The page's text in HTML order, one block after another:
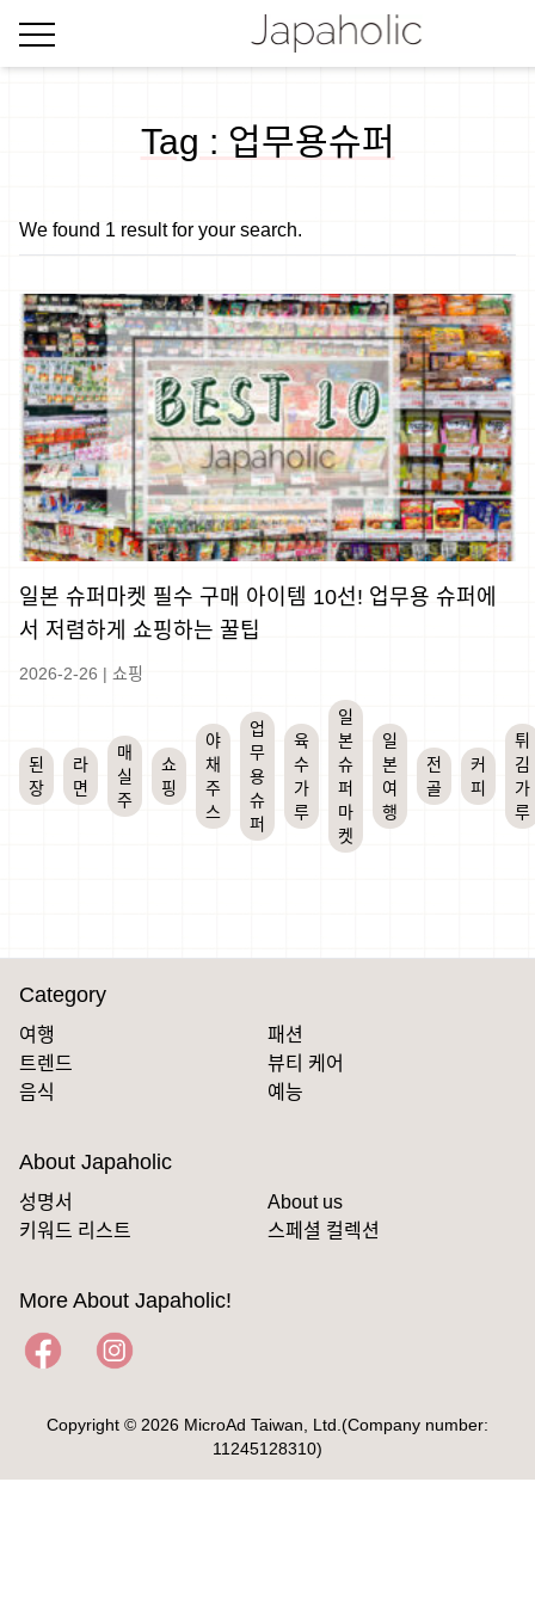
Tag : 업무용슈퍼
We found 1 result for your search.
일본 슈퍼마켓 필수 구매 아이템 10선! 업무용 슈퍼에
서 저렴하게 쇼핑하는 꿀팁
2026-2-26 | 쇼핑
된
장
라
면
매
실
주
쇼
핑
야
채
주
스
업
무
용
슈
퍼
육
수
가
루
일
본
슈
퍼
마
켓
일
본
여
행
전
골
커
피
튀
김
가
루
Category
여행
패션
트렌드
뷰티 케어
음식
예능
About Japaholic
성명서
About us
키워드 리스트
스페셜 컬렉션
More About Japaholic!
Copyright © 2026 MicroAd Taiwan, Ltd.(Company number:
11245128310)